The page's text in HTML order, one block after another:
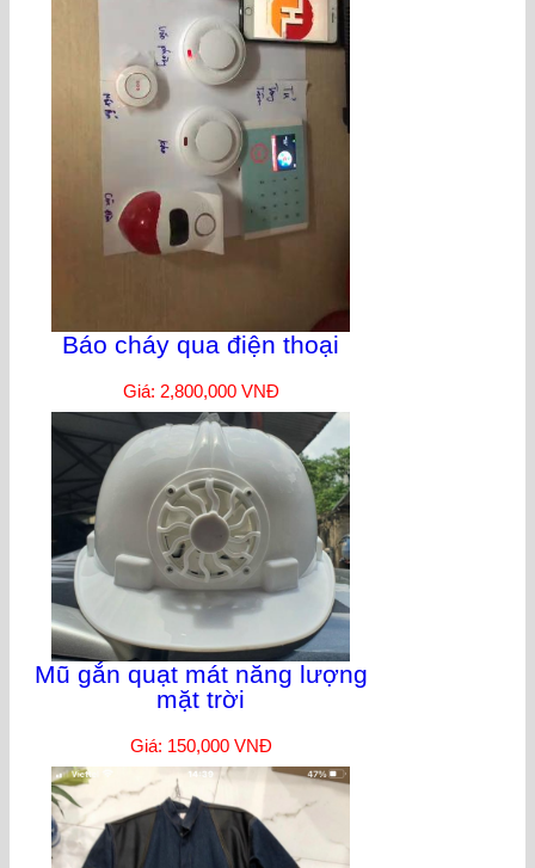
Báo cháy qua điện thoại
Giá: 2,800,000 VNĐ
Mũ gắn quạt mát năng lượng
mặt trời
Giá: 150,000 VNĐ